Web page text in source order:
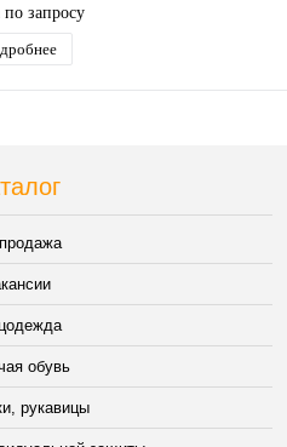
запросу
обувь
рукавицы